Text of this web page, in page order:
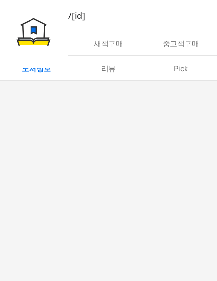
book/rent/[id]
대여 새책구매 중고책구매
도서정보 리뷰 Pick